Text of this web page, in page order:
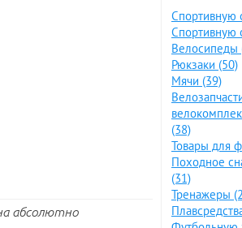
абсолютно
Спортивную
Спортивную
Велосипеды
Рюкзаки (50)
Мячи (39)
(38)
Товары для
Походное
(31)
Тренажеры